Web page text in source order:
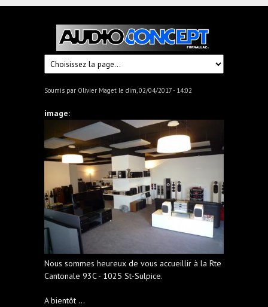
Audioconcept
Fornallaz
Soumis par Olivier Maget le dim, 02/04/2017 - 14:02
image:
Nous sommes heureux de vous accueillir à la Rte
Cantonale 93C - 1025 St-Sulpice.
A bientôt ...